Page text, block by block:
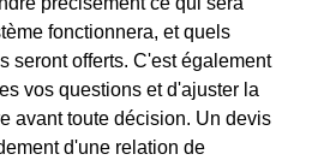
fonctionnera, et quels
seront offerts. C'est également
vos questions et d'ajuster la
avant toute décision. Un devis
d'une relation de